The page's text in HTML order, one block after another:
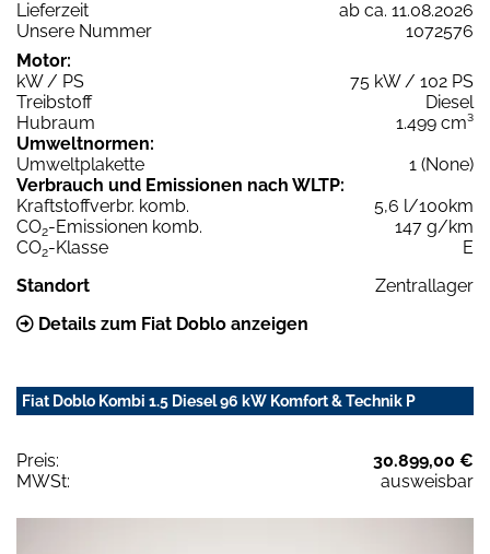
Lieferzeit
ab ca. 11.08.2026
Unsere Nummer
1072576
Motor:
kW / PS
75 kW / 102 PS
Treibstoff
Diesel
Hubraum
1.499 cm³
Umweltnormen:
Umweltplakette
1 (None)
Verbrauch und Emissionen nach WLTP:
Kraftstoffverbr. komb.
5,6 l/100km
CO2-Emissionen komb.
147 g/km
CO2-Klasse
E
Standort
Zentrallager
Details zum Fiat Doblo anzeigen
Fiat Doblo Kombi 1.5 Diesel 96 kW Komfort & Technik P
Preis:
30.899,00 €
MWSt:
ausweisbar